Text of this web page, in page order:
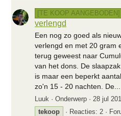
[TE KOOP AANGEBODEN]
verlengd
Een nog zo goed als
verlengd en met 20 gram
terug geweest naar
van het dons. De
is maar een beperkt
zo'n 15 - 20 nachten. De...
Luuk Onderwerp 28 jul
tekoop
Reacties: 2